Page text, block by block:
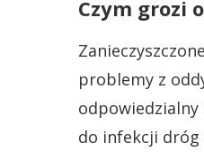
Czym grozi
problemy z
odpowiedzialny
do infekcji dróg